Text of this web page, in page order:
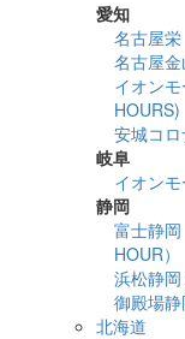
愛知
名古屋栄
名古屋金
イオン
HOURS)
安城コ
岐阜
イオン
静岡
富士静
HOUR）
浜松静
御殿場静
北海道